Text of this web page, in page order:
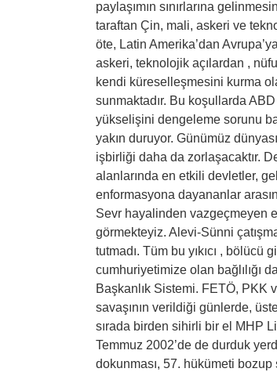
paylaşımın sınırlarına
taraftan Çin, mali, askeri ve
öte, Latin Amerika’dan
askeri, teknolojik açılardan ,
kendi küreselleşmesini kurma
sunmaktadır. Bu koşullarda
yükselişini dengeleme sorunu
yakın duruyor. Günümüz
işbirliği daha da zorlaşacaktır.
alanlarında en etkili devletler,
enformasyona dayananlar
Sevr hayalinden vazgeçmeyen
görmekteyiz. Alevi-Sünni
tutmadı. Tüm bu yıkıcı ,
cumhuriyetimize olan bağlılığı
Başkanlık Sistemi. FETÖ, PKK
savaşının verildiği günlerde,
sırada birden sihirli bir el MHP
Temmuz 2002’de de durduk
dokunması, 57. hükümeti bozup